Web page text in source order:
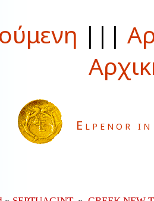
|||
Elpenor